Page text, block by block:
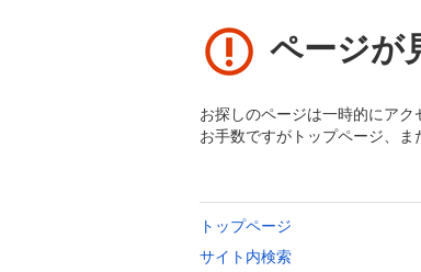
ページが
お探しのページは一時的にアク
お手数ですがトップページ、ま
トップページ
サイト内検索